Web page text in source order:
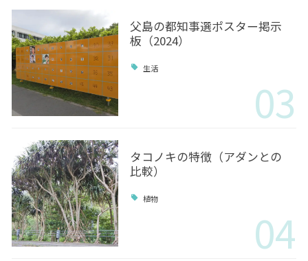
父島の都知事選ポスター掲示
板（2024）
生活
03
タコノキの特徴（アダンとの
比較）
植物
04